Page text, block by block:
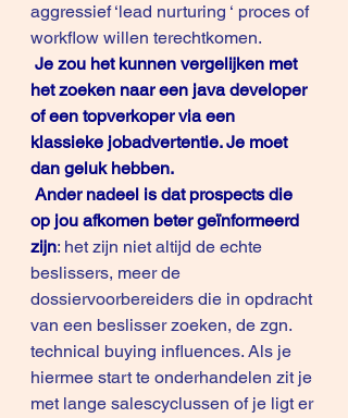
aggressief ‘lead nurturing ‘ proces of
workflow willen terechtkomen.
Je zou het kunnen vergelijken met
het zoeken naar een java developer
of een topverkoper via een
klassieke jobadvertentie. Je moet
dan geluk hebben.
Ander nadeel is dat prospects die
op jou afkomen beter geïnformeerd
zijn: het zijn niet altijd de echte
beslissers, meer de
dossiervoorbereiders die in opdracht
van een beslisser zoeken, de zgn.
technical buying influences. Als je
hiermee start te onderhandelen zit je
met lange salescyclussen of je ligt er